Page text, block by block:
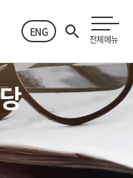
ENG
전체메뉴